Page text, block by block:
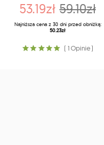
53.19zł 59.10zł
Najniższa cena z 30 dni przed obniżką:
50.23zł
( 1 Opinie )